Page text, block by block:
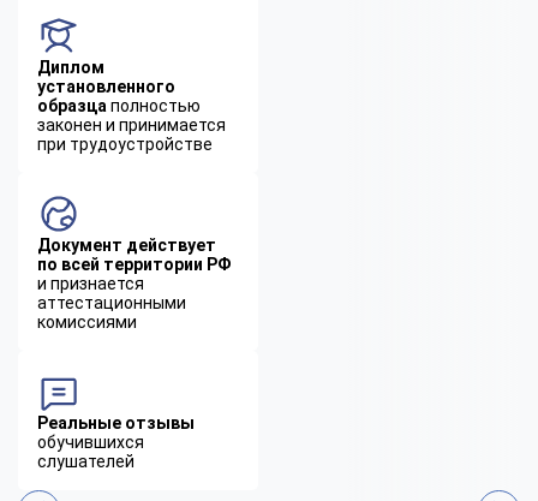
Диплом
установленного
образца полностью
законен и принимается
при трудоустройстве
Документ действует
по всей территории РФ
и признается
аттестационными
комиссиями
Реальные отзывы
обучившихся
слушателей